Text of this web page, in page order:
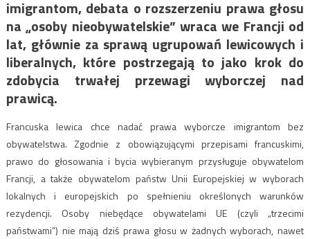
imigrantom, debata o rozszerzeniu prawa głosu
na „osoby nieobywatelskie” wraca we Francji od
lat, głównie za sprawą ugrupowań lewicowych i
liberalnych, które postrzegają to jako krok do
zdobycia trwałej przewagi wyborczej nad
prawicą.
Francuska lewica chce nadać prawa wyborcze imigrantom bez
obywatelstwa. Zgodnie z obowiązującymi przepisami francuskimi,
prawo do głosowania i bycia wybieranym przysługuje obywatelom
Francji, a także obywatelom państw Unii Europejskiej w wyborach
lokalnych i europejskich po spełnieniu określonych warunków
rezydencji. Osoby niebędące obywatelami UE (czyli „trzecimi
państwami”) nie mają dziś prawa głosu w żadnych wyborach, nawet